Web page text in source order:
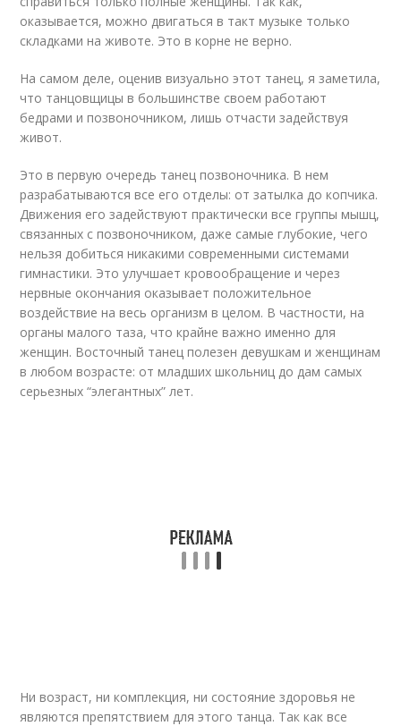
оказывается, можно двигаться в такт музыке только
складками на животе. Это в корне не верно.
На самом деле, оценив визуально этот танец, я заметила,
что танцовщицы в большинстве своем работают
бедрами и позвоночником, лишь отчасти задействуя
живот.
Это в первую очередь танец позвоночника. В нем
разрабатываются все его отделы: от затылка до копчика.
Движения его задействуют практически все группы мышц,
связанных с позвоночником, даже самые глубокие, чего
нельзя добиться никакими современными системами
гимнастики. Это улучшает кровообращение и через
нервные окончания оказывает положительное
воздействие на весь организм в целом. В частности, на
органы малого таза, что крайне важно именно для
женщин. Восточный танец полезен девушкам и женщинам
в любом возрасте: от младших школьниц до дам самых
серьезных “элегантных” лет.
Ни возраст, ни комплекция, ни состояние здоровья не
являются препятствием для этого танца. Так как все